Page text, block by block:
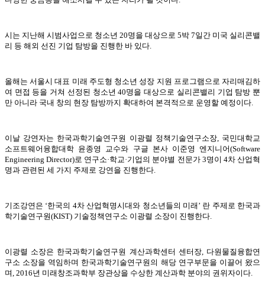
시는 지난해 시범사업으로 청소년 20명을 대상으로 5박 7일간 미국 실리콘밸
리 등 해외 선진 기업 탐방을 진행한 바 있다.
올해는 서울시 대표 미래 주도형 청소년 성장 지원 프로그램으로 자리매김하
여 면접 등을 거쳐 선정된 청소년 40명을 대상으로 실리콘밸리 기업 탐방 뿐
만 아니라 국내 창의 현장 탐방까지 확대하여 본격적으로 운영할 예정이다.
이날 강연자는 한국과학기술연구원 이광렬 정책기술연구소장, 국민대학교
소프트웨어융합대학 윤종영 교수와 구글 본사 이준영 엔지니어(Software
Engineering Director)로 연구소·학교·기업의 분야별 전문가 3명이 4차 산업혁
명과 관련된 세 가지 주제로 강연을 진행한다.
기조강연은 ‘한국의 4차 산업혁명시대와 청소년들의 미래’ 란 주제로 한국과
학기술연구원(KIST) 기술정책연구소 이광렬 소장이 진행한다.
이광렬 소장은 한국과학기술연구원 계산과학센터 센터장, 다원물질융합연
구소 소장을 역임하며 한국과학기술연구원의 해당 연구부문을 이끌어 왔으
며, 2016년 미래창조과학부 장관상을 수상한 계산과학 분야의 권위자이다.